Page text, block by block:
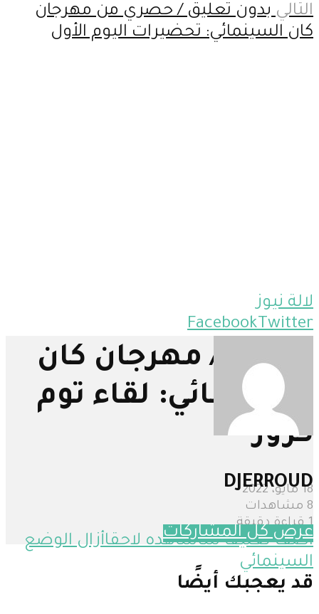
التالي بدون تعليق / حصري من مهرجان
كان السينمائي: تحضيرات اليوم الأول
لالة نيوز
حصري/ مهرجان كان
السينمائي: لقاء توم
كروز
18 مايو، 2022
8 مشاهدات
1 قراءة دقيقة
اضف تعليقا سأشاهده لاحقاأزالالوضع
السينمائي
FacebookTwitter
DJERROUD
عرض كل المشاركات
قد يعجبك أيضًا